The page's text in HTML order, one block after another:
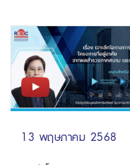
13 พฤษภาคม 2568